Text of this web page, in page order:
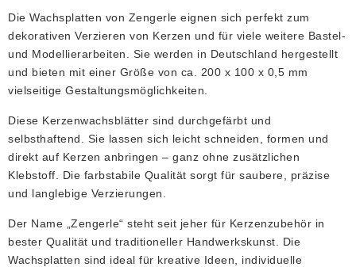
Die Wachsplatten von Zengerle eignen sich perfekt zum
dekorativen Verzieren von Kerzen und für viele weitere Bastel-
und Modellierarbeiten. Sie werden in Deutschland hergestellt
und bieten mit einer Größe von ca. 200 x 100 x 0,5 mm
vielseitige Gestaltungsmöglichkeiten.
Diese Kerzenwachsblätter sind durchgefärbt und
selbsthaftend. Sie lassen sich leicht schneiden, formen und
direkt auf Kerzen anbringen – ganz ohne zusätzlichen
Klebstoff. Die farbstabile Qualität sorgt für saubere, präzise
und langlebige Verzierungen.
Der Name „Zengerle“ steht seit jeher für Kerzenzubehör in
bester Qualität und traditioneller Handwerkskunst. Die
Wachsplatten sind ideal für kreative Ideen, individuelle